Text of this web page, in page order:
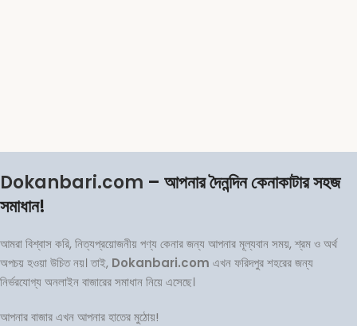
Dokanbari.com – আপনার দৈনন্দিন কেনাকাটার সহজ
সমাধান!
আমরা বিশ্বাস করি, নিত্যপ্রয়োজনীয় পণ্য কেনার জন্য আপনার মূল্যবান সময়, শ্রম ও অর্থ
অপচয় হওয়া উচিত নয়। তাই, Dokanbari.com এখন ফরিদপুর শহরের জন্য
নির্ভরযোগ্য অনলাইন বাজারের সমাধান নিয়ে এসেছে।
আপনার বাজার এখন আপনার হাতের মুঠোয়!